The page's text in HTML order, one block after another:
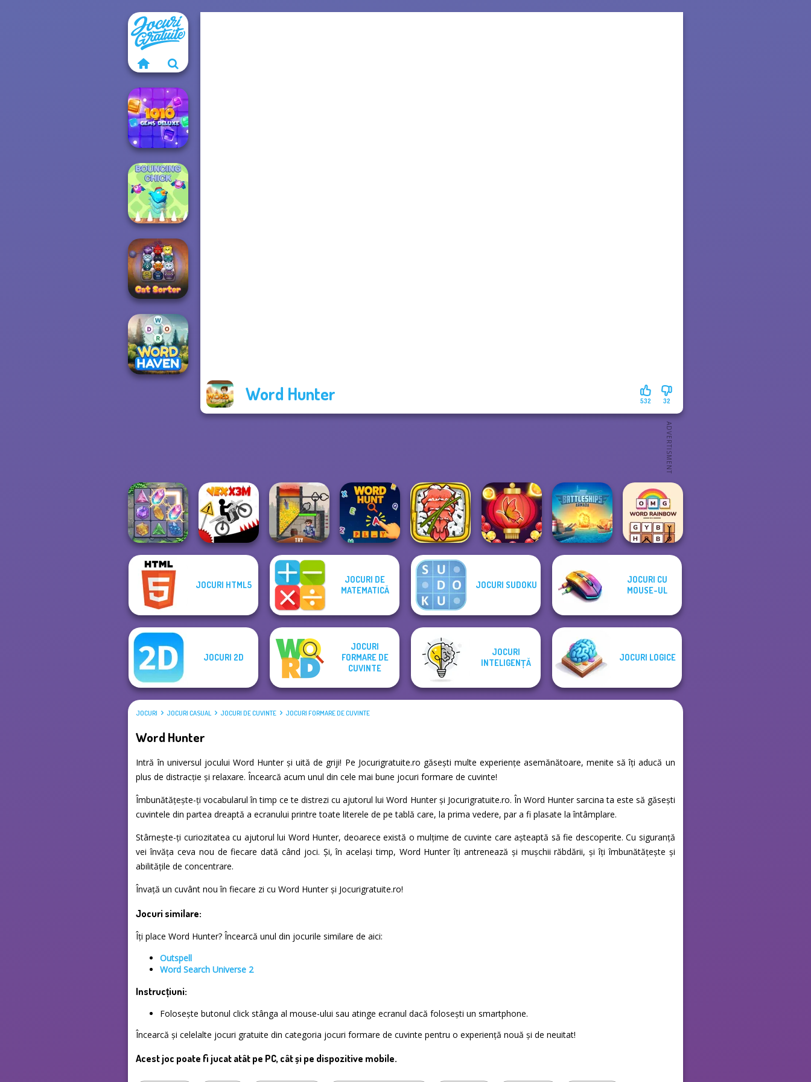
Word Hunter 32
532
10X10 Gems
Deluxe
Bouncing Chick
Cat Sorter Puzzle
Crystal Connect Rescue Hero Word Hunt
Giant Sushi:
Merge Master
Game
Bubble Shooter
Battleships
Armada
OMG Word
Rainbow
JOCURI HTML5
JOCURI DE
MATEMATICĂ
JOCURI SUDOKU
JOCURI CU
MOUSE-UL
JOCURI 2D
JOCURI
FORMARE DE
CUVINTE
JOCURI
INTELIGENȚĂ
JOCURI LOGICE
JOCURI JOCURI CASUAL JOCURI DE CUVINTE JOCURI FORMARE DE CUVINTE
Word Hunter
Intră în universul jocului Word Hunter și uită de griji! Pe Jocurigratuite.ro găsești multe experiențe asemănătoare, menite să îți aducă un
plus de distracție și relaxare. Încearcă acum unul din cele mai bune jocuri formare de cuvinte!
Îmbunătățește-ți vocabularul în timp ce te distrezi cu ajutorul lui Word Hunter și Jocurigratuite.ro. În Word Hunter sarcina ta este să găsești
cuvintele din partea dreaptă a ecranului printre toate literele de pe tablă care, la prima vedere, par a fi plasate la întâmplare.
Stârnește-ți curiozitatea cu ajutorul lui Word Hunter, deoarece există o mulțime de cuvinte care așteaptă să fie descoperite. Cu siguranță
vei învăța ceva nou de fiecare dată când joci. Și, în același timp, Word Hunter îți antrenează și mușchii răbdării, și îți îmbunătățește și
abilitățile de concentrare.
Învață un cuvânt nou în fiecare zi cu Word Hunter și Jocurigratuite.ro!
Jocuri similare:
Îți place Word Hunter? Încearcă unul din jocurile similare de aici:
Outspell
Word Search Universe 2
Instrucțiuni:
Folosește butonul click stânga al mouse-ului sau atinge ecranul dacă folosești un smartphone.
Încearcă și celelalte jocuri gratuite din categoria jocuri formare de cuvinte pentru o experiență nouă și de neuitat!
Acest joc poate fi jucat atât pe PC, cât și pe dispozitive mobile.